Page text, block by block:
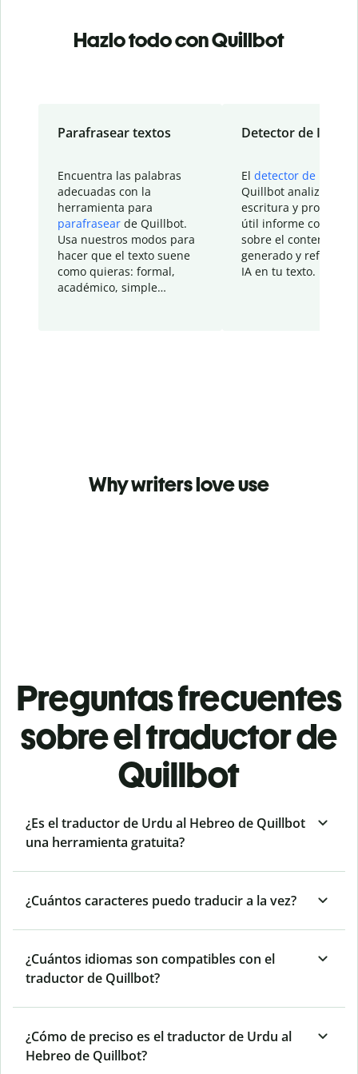
Hazlo todo con Quillbot
Parafrasear textos
Encuentra las palabras
adecuadas con la
herramienta para
parafrasear de Quillbot.
Usa nuestros modos para
hacer que el texto suene
como quieras: formal,
académico, simple…
Detector de IA
El detector de IA
Quillbot analiza tu
escritura y
útil informe con
sobre el contenido
generado y refinado
IA en tu texto.
Why writers love use
Preguntas frecuentes
sobre el traductor de
Quillbot
¿Es el traductor de Urdu al Hebreo de Quillbot
una herramienta gratuita?
¿Cuántos caracteres puedo traducir a la vez?
¿Cuántos idiomas son compatibles con el
traductor de Quillbot?
¿Cómo de preciso es el traductor de Urdu al
Hebreo de Quillbot?